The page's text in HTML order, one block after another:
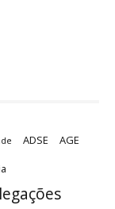
ADSE AGE